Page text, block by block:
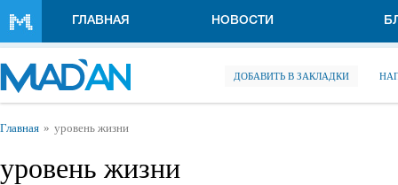
ГЛАВНАЯ НОВОСТИ
ДОБАВИТЬ В ЗАКЛАДКИ
Вы здесь
Главная уровень жизни
уровень жизни